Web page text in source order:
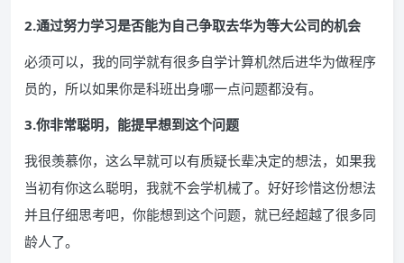
2.通过努力学习是否能为自己争取去华为等大公司的机会
必须可以，我的同学就有很多自学计算机然后进华为做程序
员的，所以如果你是科班出身哪一点问题都没有。
3.你非常聪明，能提早想到这个问题
我很羡慕你，这么早就可以有质疑长辈决定的想法，如果我
当初有你这么聪明，我就不会学机械了。好好珍惜这份想法
并且仔细思考吧，你能想到这个问题，就已经超越了很多同
龄人了。